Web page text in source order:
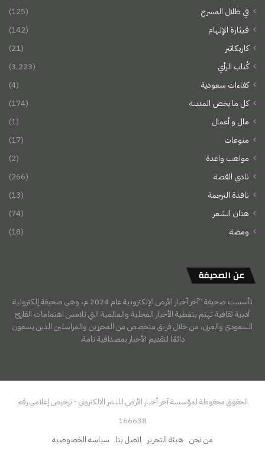
في ظلال المسرح
(125)
قيثارة الإلهام
(142)
كاريكاتير
(21)
كُتاب الرأي
(3٬223)
كفاءات سعودية
(4)
كل ما يخص المدينة
(174)
مال و أعمال
(1)
منوعات
(17)
مواهب واعدة
(2)
نادي القصة
(266)
نافذة الترجمة
(13)
هتان الشعر
(74)
ومضة
(18)
عن الصحيفة
تأسست صحيفة “آخر أخبار الأرض الإلكترونية عام 2024 م، وهي صحيفة إلكترونية
أدبية ثقافية تهتم بتغطية الأخبار المحلية والعالمية التي تلامس اهتمامات القارئ
السعودي والعربي، من خلال فريق متخصص من المحررين والمراسلين الذين يسعون
دائمًا لتقديم الأخبار بمصداقية تامة.
الحقوق محفوظة لمؤسسة آخر أخبار الأرض للنشر الالكتروني - ترخيص إعلامي رقم
166638
من نحن هيئة التحرير اتصل بنا سياسه الخصوصيه